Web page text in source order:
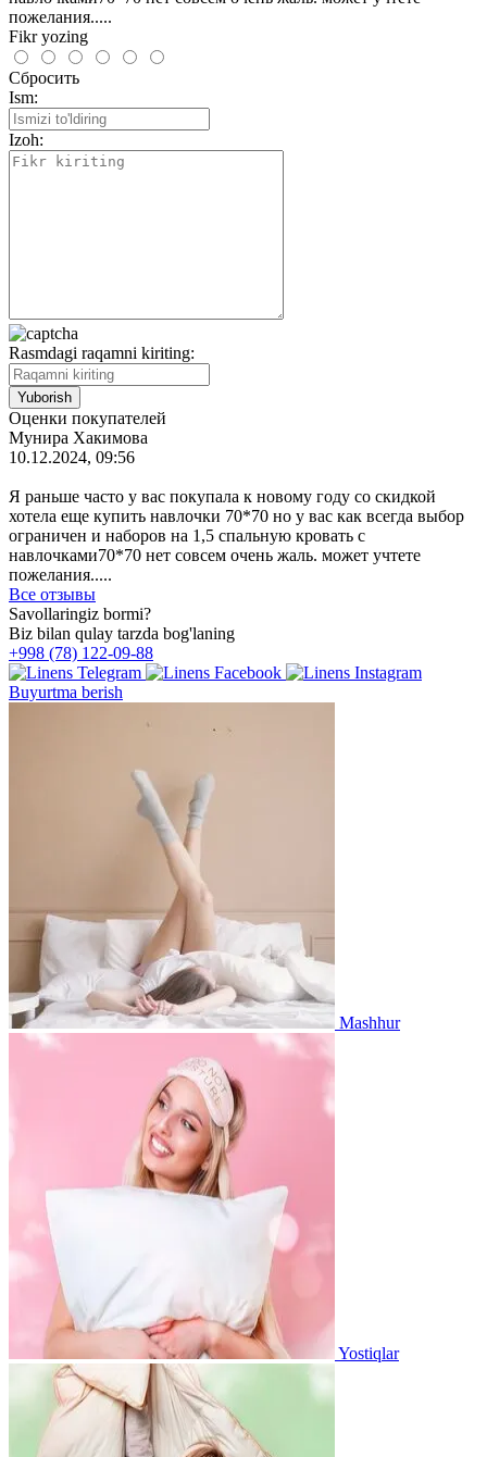
пожелания.....
Fikr yozing
Сбросить
Ism:
Izoh:
Rasmdagi raqamni kiriting:
Оценки покупателей
Мунира Хакимова
10.12.2024, 09:56
Я раньше часто у вас покупала к новому году со скидкой
хотела еще купить навлочки 70*70 но у вас как всегда выбор
ограничен и наборов на 1,5 спальную кровать с
навлочками70*70 нет совсем очень жаль. может учтете
пожелания.....
Все отзывы
Savollaringiz bormi?
Biz bilan qulay tarzda bog'laning
+998 (78) 122-09-88
Buyurtma berish
Mashhur
Yostiqlar